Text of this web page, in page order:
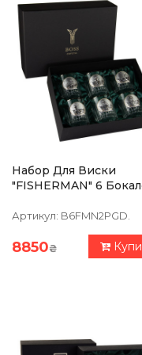
Набор Для Виски
"FISHERMAN" 6
Платиной,
Артикул: B6FMN2PGD.
8850₴